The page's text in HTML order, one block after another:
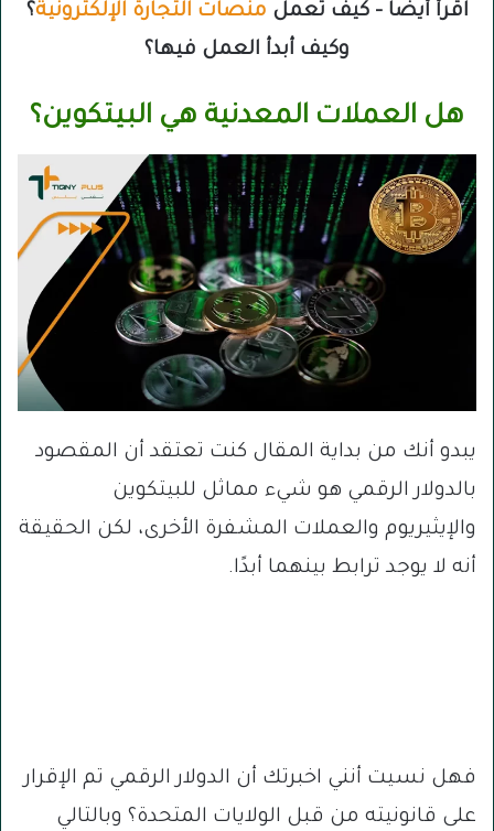
اقرأ أيضًا – كيف تعمل منصات التجارة الإلكترونية؟
وكيف أبدأ العمل فيها؟
هل العملات المعدنية هي البيتكوين؟
يبدو أنك من بداية المقال كنت تعتقد أن المقصود
بالدولار الرقمي هو شيء مماثل للبيتكوين
والإيثيريوم والعملات المشفرة الأخرى، لكن الحقيقة
أنه لا يوجد ترابط بينهما أبدًا.
فهل نسيت أنني اخبرتك أن الدولار الرقمي تم الإقرار
على قانونيته من قبل الولايات المتحدة؟ وبالتالي